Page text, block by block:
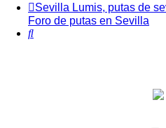
Sevilla Lumis, putas de
Foro de putas en Sevilla
Buscar